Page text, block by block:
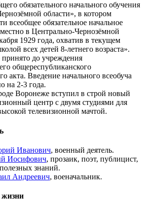
обязательного начального обучения
области», в котором
всеобщее обязательное начальное
в Центрально-Чернозёмной
1929 года, охватив в текущем
всех детей 8-летнего возраста».
до учреждения
общереспубликанского
акта. Введение начального всеобуча
на 2-3 года.
Воронеже вступил в строй новый
центр с двумя студиями для
телевизионной мачтой.
Иванович, военный деятель.
Иосифович, прозаик, поэт, публицист,
знаний.
Андреевич, военачальник.
жизни